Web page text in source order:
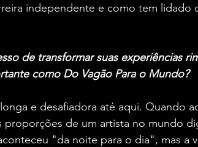
independente e como tem lidado
de transformar suas experiências
como Do Vagão Para o Mundo?
e desafiadora até aqui. Quando
de um artista no mundo
"da noite para o dia", mas a